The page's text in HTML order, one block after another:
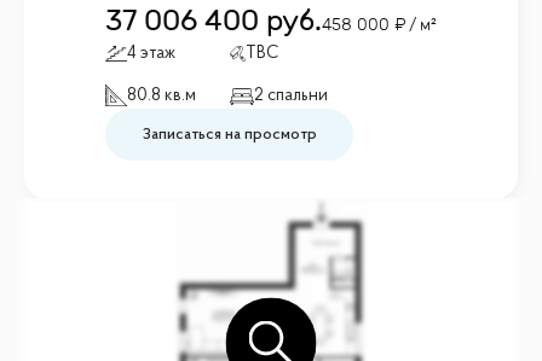
37 006 400 руб.458 000 / м²
4 этаж TBC
80.8 кв.м 2 спальни
Записаться на просмотр